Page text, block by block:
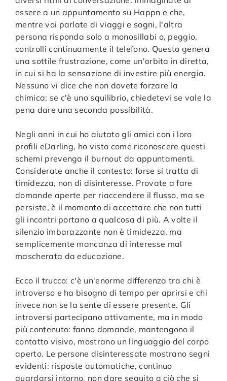
essere a un appuntamento su Happn e che,
mentre voi parlate di viaggi e sogni, l'altra
persona risponda solo a monosillabi o, peggio,
controlli continuamente il telefono. Questo genera
una sottile frustrazione, come un'orbita in diretta,
in cui si ha la sensazione di investire più energia.
Nessuno vi dice che non dovete forzare la
chimica; se c'è uno squilibrio, chiedetevi se vale la
pena dare una seconda possibilità.
Negli anni in cui ho aiutato gli amici con i loro
profili eDarling, ho visto come riconoscere questi
schemi prevenga il burnout da appuntamenti.
Considerate anche il contesto: forse si tratta di
timidezza, non di disinteresse. Provate a fare
domande aperte per riaccendere il flusso, ma se
persiste, è il momento di accettare che non tutti
gli incontri portano a qualcosa di più. A volte il
silenzio imbarazzante non è timidezza, ma
semplicemente mancanza di interesse mal
mascherata da educazione.
Ecco il trucco: c'è un'enorme differenza tra chi è
introverso e ha bisogno di tempo per aprirsi e chi
invece non se la sente di essere presente. Gli
introversi partecipano attivamente, ma in modo
più contenuto: fanno domande, mantengono il
contatto visivo, mostrano un linguaggio del corpo
aperto. Le persone disinteressate mostrano segni
evidenti: risposte automatiche, continuo
guardarsi intorno, non dare seguito a ciò che si